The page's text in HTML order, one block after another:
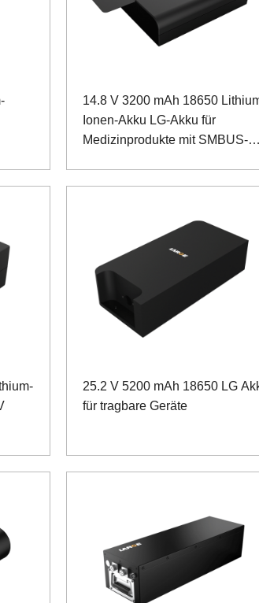
14.8 V 3200 mAh 18650
Ionen-Akku LG-Akku für
Medizinprodukte mit SMBUS-
25.2 V 5200 mAh 18650 LG
für tragbare Geräte